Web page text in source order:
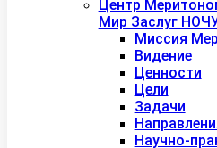
Центр
Мир Заслуг
Миссия
Видение
Ценности
Цели
Задачи
Научно-